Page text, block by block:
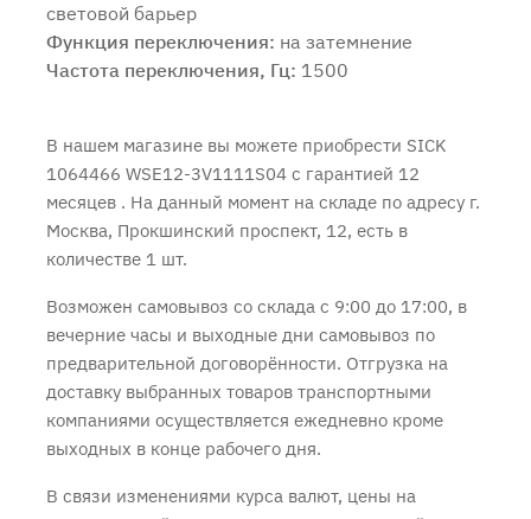
световой барьер
Функция переключения: на затемнение
Частота переключения, Гц: 1500
В нашем магазине вы можете приобрести SICK
1064466 WSE12-3V1111S04 с гарантией 12
месяцев . На данный момент на складе по адресу г.
Москва, Прокшинский проспект, 12, есть в
количестве 1 шт.
Возможен самовывоз со склада с 9:00 до 17:00, в
вечерние часы и выходные дни самовывоз по
предварительной договорённости. Отгрузка на
доставку выбранных товаров транспортными
компаниями осуществляется ежедневно кроме
выходных в конце рабочего дня.
В связи изменениями курса валют, цены на